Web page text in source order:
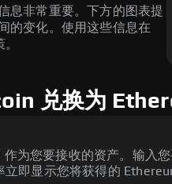
息非常重要。下方的图表提
的变化。使用这些信息在
兑换为
为您要接收的资产。输入
即显示您将获得的